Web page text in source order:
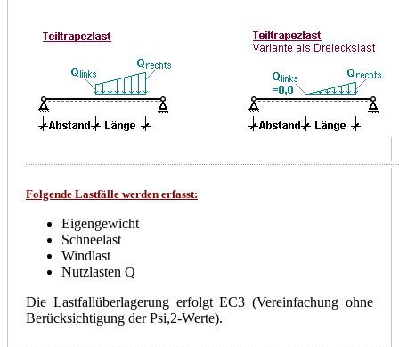
Folgende Lastfälle werden erfasst:
Eigengewicht
Schneelast
Windlast
Nutzlasten Q
Die Lastfallüberlagerung erfolgt EC3 (Vereinfachung ohne
Berücksichtigung der Psi,2-Werte).